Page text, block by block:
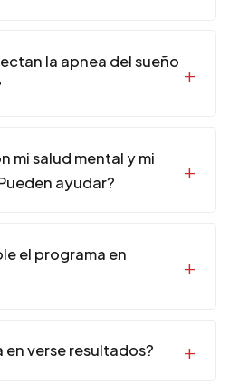
la apnea del sueño
mi salud mental y mi
ayudar?
el programa en
verse resultados?